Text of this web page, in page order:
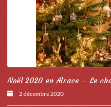
Noël 2020 en Alsace – Le
2 décembre 2020